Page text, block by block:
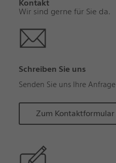
Kontakt
Wir sind gerne für Sie da.
Schreiben Sie uns
Senden Sie uns Ihre Anfrage
Zum Kontaktformular